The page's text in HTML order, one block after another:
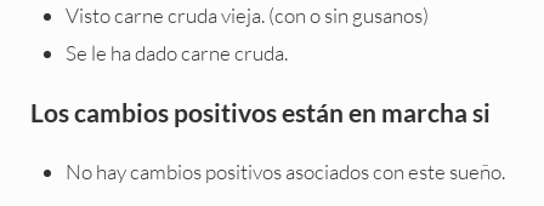
Visto carne cruda vieja. (con o sin gusanos)
Se le ha dado carne cruda.
Los cambios positivos están en marcha si
No hay cambios positivos asociados con este sueño.